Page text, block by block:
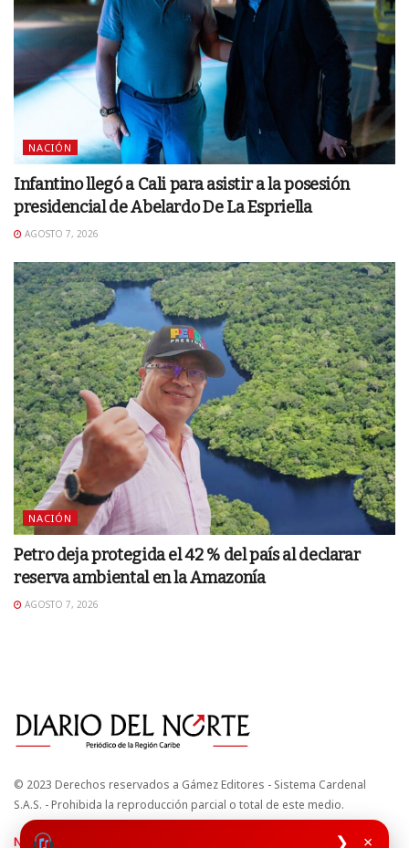
❯ ×
NACIÓN
Infantino llegó a Cali para asistir a la posesión
presidencial de Abelardo De La Espriella
AGOSTO 7, 2026
NACIÓN
Petro deja protegida el 42 % del país al declarar
reserva ambiental en la Amazonía
AGOSTO 7, 2026
© 2023 Derechos reservados a Gámez Editores - Sistema Cardenal
S.A.S. - Prohibida la reproducción parcial o total de este medio.
Nuestros sitios